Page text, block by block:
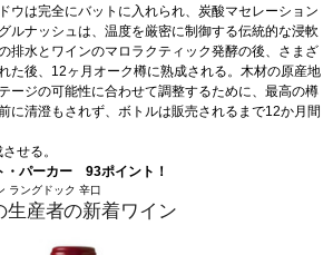
ウは完全にバットに入れられ、炭酸マセレーション
ルナッシュは、温度を厳密に制御する伝統的な浸軟
排水とワインのマロラクティック発酵の後、さまざ
た後、12ヶ月オーク樽に熟成される。木材の原産地
ージの可能性に合わせて調整するために、最高の樽
に清澄もされず、ボトルは販売されるまで12か月間
せる。
・パーカー 93ポイント！
ラングドック 辛口
生産者の新着ワイン